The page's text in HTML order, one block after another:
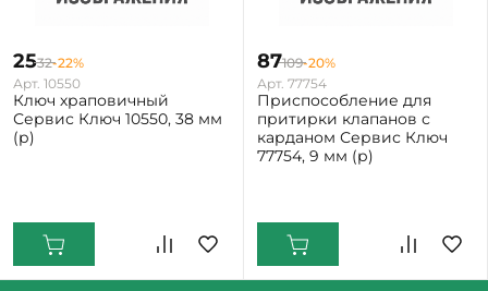
2532-22%
Арт. 10550
Ключ храповичный
Сервис Ключ 10550, 38 мм
(р)
87109-20%
Арт. 77754
Приспособление для
притирки клапанов с
карданом Сервис Ключ
77754, 9 мм (р)